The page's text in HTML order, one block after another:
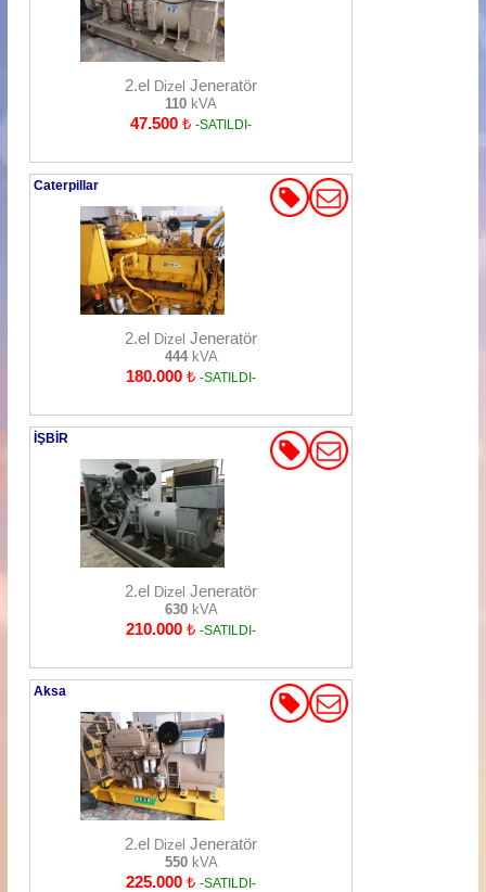
2.el Dizel Jeneratör
110 kVA
47.500₺ -SATILDI-
Caterpillar
2.el Dizel Jeneratör
444kVA
180.000₺ -SATILDI-
İŞBİR
2.el Dizel Jeneratör
630kVA
210.000₺ -SATILDI-
Aksa
2.el Dizel Jeneratör
550kVA
225.000₺ -SATILDI-